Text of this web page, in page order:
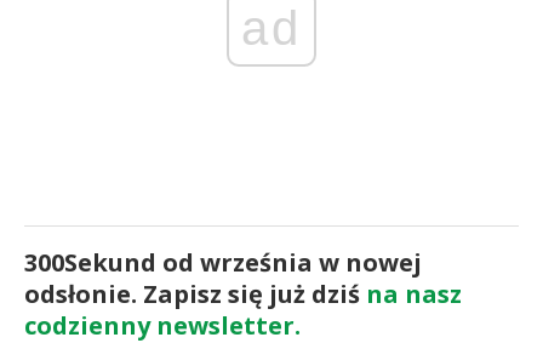
ad
300Sekund od września w nowej
odsłonie. Zapisz się już dziś na nasz
codzienny newsletter.